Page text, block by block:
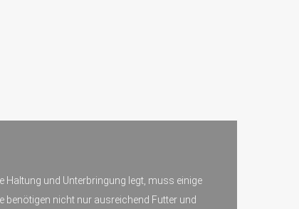
Haltung und Unterbringung legt, muss einige
benötigen nicht nur ausreichend Futter und